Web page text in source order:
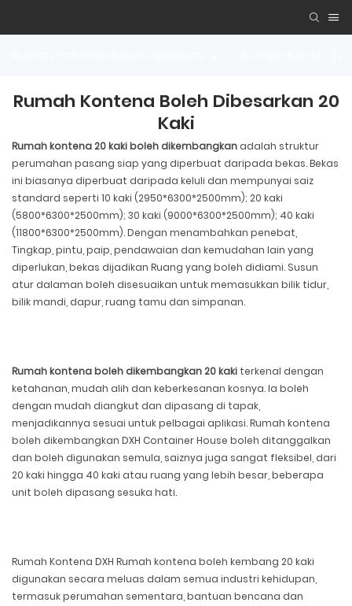
Rumah Kontena Boleh Dibesarkan 20
Kaki
Rumah kontena 20 kaki boleh dikembangkan adalah struktur
perumahan pasang siap yang diperbuat daripada bekas. Bekas
ini biasanya diperbuat daripada keluli dan mempunyai saiz
standard seperti 10 kaki (2950*6300*2500mm); 20 kaki
(5800*6300*2500mm); 30 kaki (9000*6300*2500mm); 40 kaki
(11800*6300*2500mm). Dengan menambahkan penebat,
Tingkap, pintu, paip, pendawaian dan kemudahan lain yang
diperlukan, bekas dijadikan Ruang yang boleh didiami. Susun
atur dalaman boleh disesuaikan untuk memasukkan bilik tidur,
bilik mandi, dapur, ruang tamu dan simpanan.
Rumah kontena boleh dikembangkan 20 kaki terkenal dengan
ketahanan, mudah alih dan keberkesanan kosnya. Ia boleh
dengan mudah diangkut dan dipasang di tapak,
menjadikannya sesuai untuk pelbagai aplikasi. Rumah kontena
boleh dikembangkan DXH Container House boleh ditanggalkan
dan boleh digunakan semula, saiznya juga sangat fleksibel, dari
20 kaki hingga 40 kaki atau ruang yang lebih besar, beberapa
unit boleh dipasang sesuka hati.
Rumah Kontena DXH Rumah kontena boleh kembang 20 kaki
digunakan secara meluas dalam semua industri kehidupan,
termasuk perumahan sementara, bantuan bencana dan